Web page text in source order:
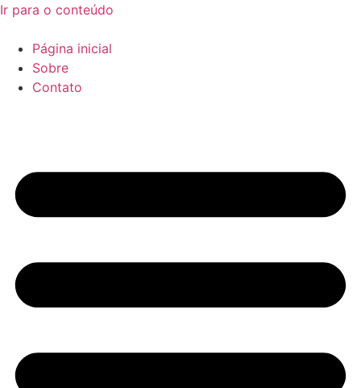
Ir para o conteúdo
Página inicial
Sobre
Contato